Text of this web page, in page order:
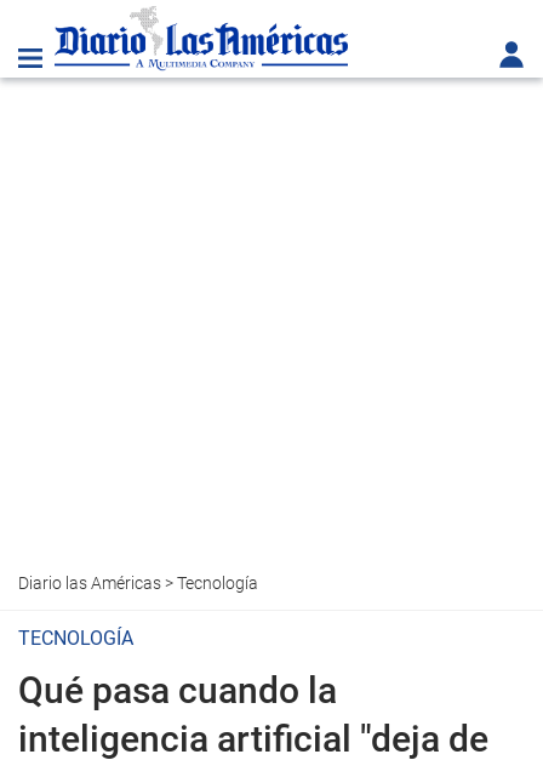
Diario las Américas>Tecnología
TECNOLOGÍA
Qué pasa cuando la
inteligencia artificial "deja de